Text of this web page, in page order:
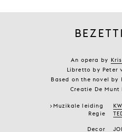
An opera by
Libretto by Peter
Based on the novel by
Creatie De Munt
>Muzikale leiding
Regie
Decor